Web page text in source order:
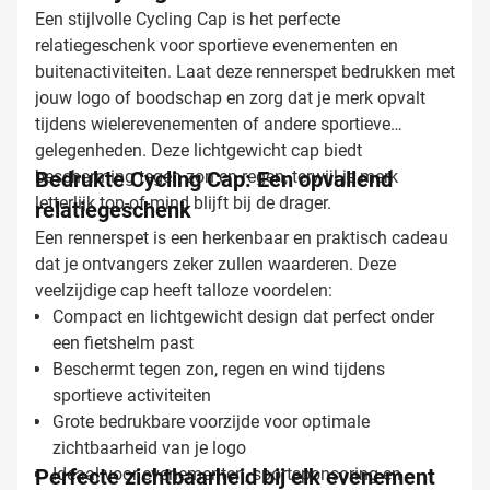
Een stijlvolle Cycling Cap is het perfecte
relatiegeschenk voor sportieve evenementen en
buitenactiviteiten. Laat deze rennerspet bedrukken met
jouw logo of boodschap en zorg dat je merk opvalt
tijdens wielerevenementen of andere sportieve
gelegenheden. Deze lichtgewicht cap biedt
bescherming tegen zon en regen, terwijl je merk
letterlijk top-of-mind blijft bij de drager.
Bedrukte Cycling Cap: Een opvallend
relatiegeschenk
Een rennerspet is een herkenbaar en praktisch cadeau
dat je ontvangers zeker zullen waarderen. Deze
veelzijdige cap heeft talloze voordelen:
Compact en lichtgewicht design dat perfect onder
een fietshelm past
Beschermt tegen zon, regen en wind tijdens
sportieve activiteiten
Grote bedrukbare voorzijde voor optimale
zichtbaarheid van je logo
Ideaal voor evenementen, sportsponsoring en
Perfecte zichtbaarheid bij elk evenement